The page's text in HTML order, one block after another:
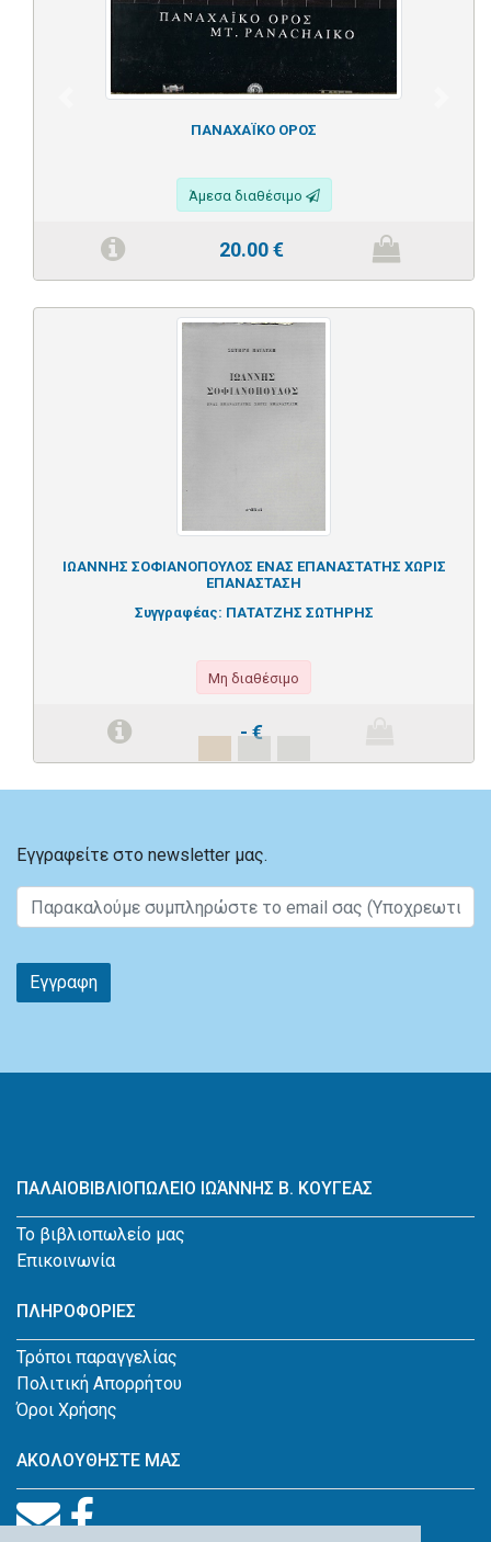
ΠΑΝΑΧΑΪΚΟ ΟΡΟΣ
Άμεσα διαθέσιμο
20.00€
ΙΩΑΝΝΗΣ ΣΟΦΙΑΝΟΠΟΥΛΟΣ ΕΝΑΣ ΕΠΑΝΑΣΤΑΤΗΣ ΧΩΡΙΣ
ΕΠΑΝΑΣΤΑΣΗ
Συγγραφέας: ΠΑΤΑΤΖΗΣ ΣΩΤΗΡΗΣ
Μη διαθέσιμο
- €
Εγγραφείτε στο newsletter μας.
Εγγραφη
ΠΑΛΑΙΟΒΙΒΛΙΟΠΩΛΕΙΟ ΙΩΆΝΝΗΣ Β. ΚΟΥΓΕΑΣ
Το βιβλιοπωλείο μας
Επικοινωνία
ΠΛΗΡΟΦΟΡΙΕΣ
Τρόποι παραγγελίας
Πολιτική Απορρήτου
Όροι Χρήσης
ΑΚΟΛΟΥΘΗΣΤΕ ΜΑΣ